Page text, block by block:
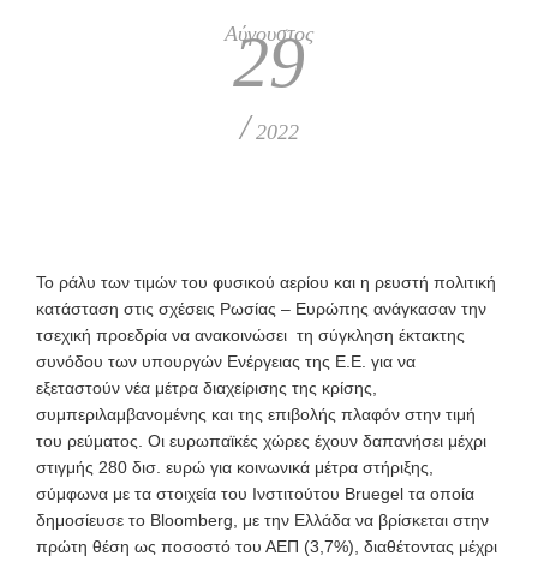
Αύγουστος
29
/ 2022
To ράλυ των τιμών του φυσικού αερίου και η ρευστή πολιτική
κατάσταση στις σχέσεις Ρωσίας – Ευρώπης ανάγκασαν την
τσεχική προεδρία να ανακοινώσει τη σύγκληση έκτακτης
συνόδου των υπουργών Ενέργειας της Ε.Ε. για να
εξεταστούν νέα μέτρα διαχείρισης της κρίσης,
συμπεριλαμβανομένης και της επιβολής πλαφόν στην τιμή
του ρεύματος. Οι ευρωπαϊκές χώρες έχουν δαπανήσει μέχρι
στιγμής 280 δισ. ευρώ για κοινωνικά μέτρα στήριξης,
σύμφωνα με τα στοιχεία του Ινστιτούτου Bruegel τα οποία
δημοσίευσε το Bloomberg, με την Ελλάδα να βρίσκεται στην
πρώτη θέση ως ποσοστό του ΑΕΠ (3,7%), διαθέτοντας μέχρι